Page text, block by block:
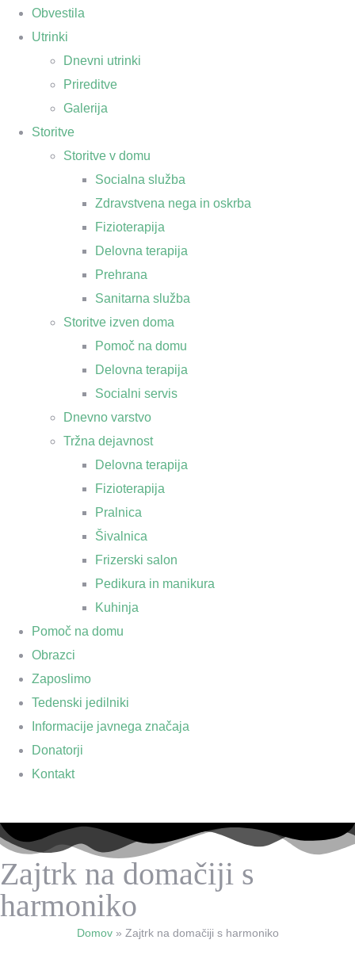
Obvestila
Utrinki
Dnevni utrinki
Prireditve
Galerija
Storitve
Storitve v domu
Socialna služba
Zdravstvena nega in oskrba
Fizioterapija
Delovna terapija
Prehrana
Sanitarna služba
Storitve izven doma
Pomoč na domu
Delovna terapija
Socialni servis
Dnevno varstvo
Tržna dejavnost
Delovna terapija
Fizioterapija
Pralnica
Šivalnica
Frizerski salon
Pedikura in manikura
Kuhinja
Pomoč na domu
Obrazci
Zaposlimo
Tedenski jedilniki
Informacije javnega značaja
Donatorji
Kontakt
Zajtrk na domačiji s
harmoniko
Domov» Zajtrk na domačiji s harmoniko